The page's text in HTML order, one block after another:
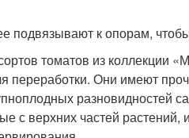
подвязывают к опорам,
томатов из коллекции
переработки. Они имеют
разновидностей
с верхних частей